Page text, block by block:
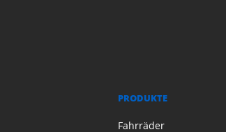
PRODUKTE
Fahrräder